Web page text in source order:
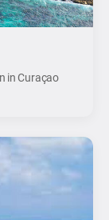
in Curaçao